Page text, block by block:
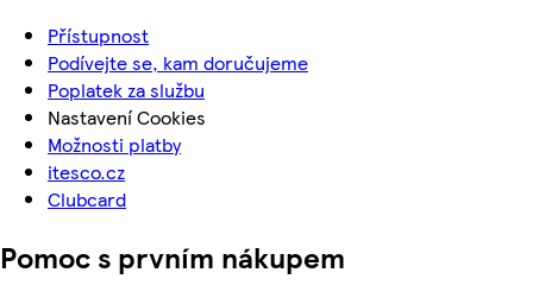
Přístupnost
Podívejte se, kam doručujeme
Poplatek za službu
Nastavení Cookies
Možnosti platby
itesco.cz
Clubcard
Pomoc s prvním nákupem